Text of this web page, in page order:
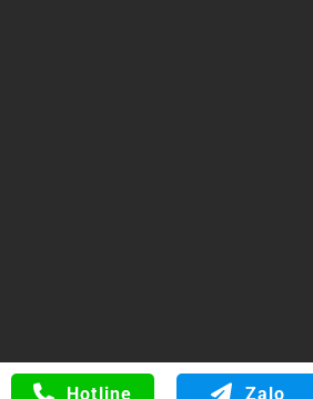
Hotline Zalo